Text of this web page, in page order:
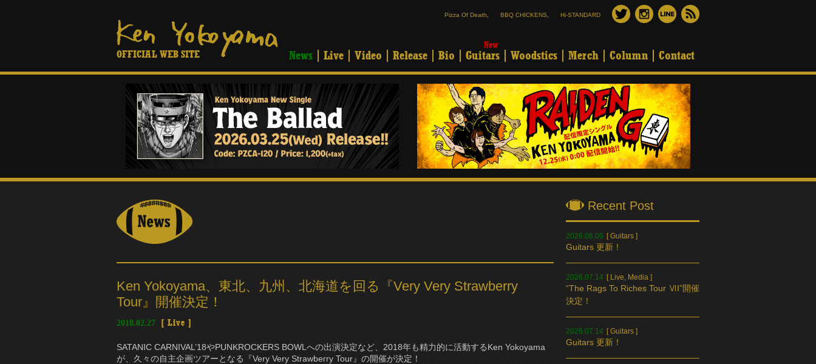
OFFICIAL WEB SITE
Pizza Of Death BBQ CHICKENS Hi-STANDARD
News Live Video Release Bio
New
Guitars Woodstics Merch Column Contact
Ken Yokoyama、東北、九州、北海道を回る『Very Very Strawberry
Tour』開催決定！
2018.02.27 [ Live ]
SATANIC CARNIVAL’18やPUNKROCKERS BOWLへの出演決定など、2018年も精力的に活動するKen Yokoyama
が、久々の自主企画ツアーとなる『Very Very Strawberry Tour』の開催が決定！
Recent Post
2026.08.06 [Guitars ]
Guitars 更新！
2026.07.14 [ Live, Media ]
“The Rags To Riches Tour ⅥI”開催
決定！
2026.07.14 [Guitars ]
Guitars 更新！